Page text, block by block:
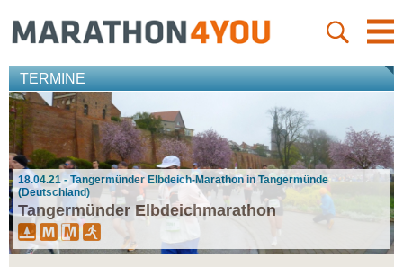
TERMINE
18.04.21 - Tangermünder Elbdeich-Marathon in Tangermünde
(Deutschland)
Tangermünder Elbdeichmarathon